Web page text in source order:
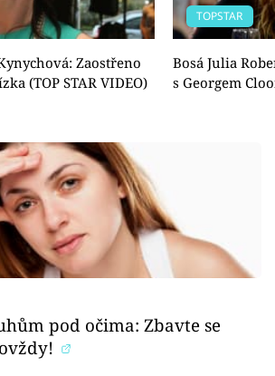
Zaostřeno
(TOP STAR VIDEO)
TOPSTAR
Bosá Julia
s Georgem
pod očima: Zbavte se